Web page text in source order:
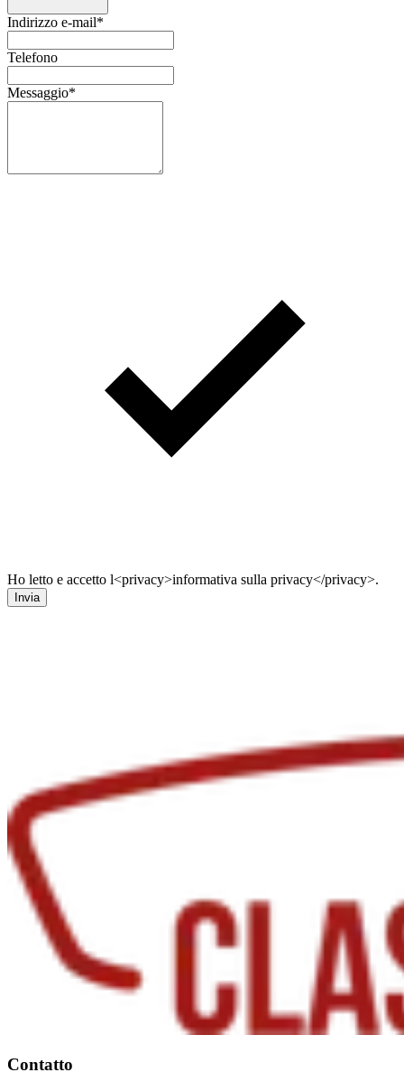
Indirizzo e-mail*
Telefono
Messaggio*
Ho letto e accetto l<privacy>informativa sulla privacy</privacy>.
Invia
Contatto